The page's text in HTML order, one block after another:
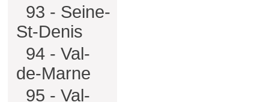
93 - Seine-
St-Denis
94 - Val-
de-Marne
95 - Val-